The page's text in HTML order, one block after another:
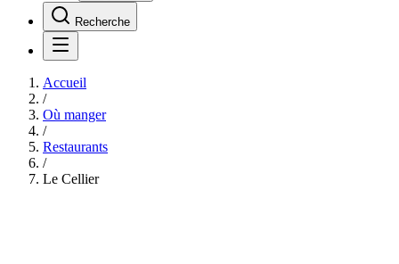
Recherche
Accueil
/
Où manger
/
Restaurants
/
Le Cellier